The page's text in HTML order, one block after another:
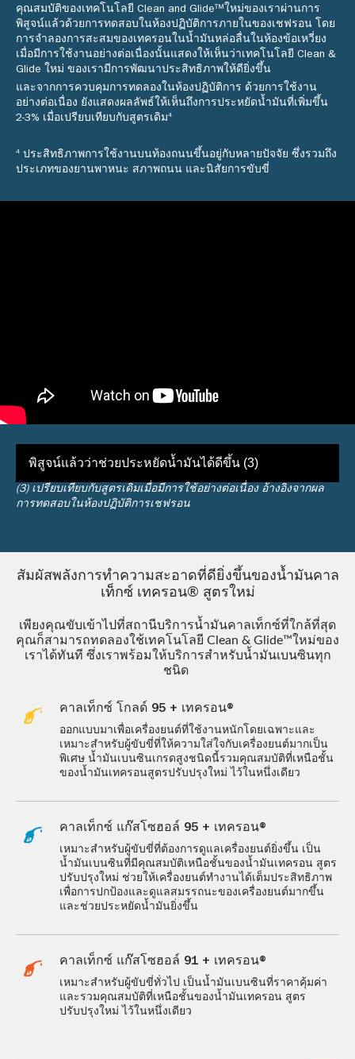
คุณสมบัติของเทคโนโลยี Clean and Glide™ใหม่ของเราผ่านการ
พิสูจน์แล้วด้วยการทดสอบในห้องปฏิบัติการภายในของเชฟรอน โดย
การจำลองการสะสมของเทครอนในน้ำมันหล่อลื่นในห้องข้อเหวี่ยง
เมื่อมีการใช้งานอย่างต่อเนื่องนั้นแสดงให้เห็นว่าเทคโนโลยี Clean &
Glide ใหม่ ของเรามีการพัฒนาประสิทธิภาพให้ดียิ่งขึ้น
และจากการควบคุมการทดลองในห้องปฏิบัติการ ด้วยการใช้งาน
อย่างต่อเนื่อง ยังแสดงผลลัพธ์ให้เห็นถึงการประหยัดน้ำมันที่เพิ่มขึ้น
2-3% เมื่อเปรียบเทียบกับสูตรเดิม4
4 ประสิทธิภาพการใช้งานบนท้องถนนขึ้นอยู่กับหลายปัจจัย ซึ่งรวมถึง
ประเภทของยานพาหนะ สภาพถนน และนิสัยการขับขี่
พิสูจน์แล้วว่าช่วยประหยัดน้ำมันได้ดีขึ้น (3)
(3) เปรียบเทียบกับสูตรเดิมเมื่อมีการใช้อย่างต่อเนื่อง อ้างอิงจากผล
การทดสอบในห้องปฏิบัติการเชฟรอน
สัมผัสพลังการทำความสะอาดที่ดียิ่งขึ้นของน้ำมันคาล
เท็กซ์ เทครอน® สูตรใหม่
เพียงคุณขับเข้าไปที่สถานีบริการน้ำมันคาลเท็กซ์ที่ใกล้ที่สุด
คุณก็สามารถทดลองใช้เทคโนโลยี Clean & Glide™ใหม่ของ
เราได้ทันที ซึ่งเราพร้อมให้บริการสำหรับน้ำมันเบนซินทุก
ชนิด
คาลเท็กซ์ โกลด์ 95 + เทครอน®
ออกแบบมาเพื่อเครื่องยนต์ที่ใช้งานหนักโดยเฉพาะและ
เหมาะสำหรับผู้ขับขี่ที่ให้ความใส่ใจกับเครื่องยนต์มากเป็น
พิเศษ น้ำมันเบนซินเกรดสูงชนิดนี้รวมคุณสมบัติที่เหนือชั้น
ของน้ำมันเทครอนสูตรปรับปรุงใหม่ ไว้ในหนึ่งเดียว
คาลเท็กซ์ แก๊สโซฮอล์ 95 + เทครอน®
เหมาะสำหรับผู้ขับขี่ที่ต้องการดูแลเครื่องยนต์ยิ่งขึ้น เป็น
น้ำมันเบนซินที่มีคุณสมบัติเหนือชั้นของน้ำมันเทครอน สูตร
ปรับปรุงใหม่ ช่วยให้เครื่องยนต์ทำงานได้เต็มประสิทธิภาพ
เพื่อการปกป้องและดูแลสมรรถนะของเครื่องยนต์มากขึ้น
และช่วยประหยัดน้ำมันยิ่งขึ้น
คาลเท็กซ์ แก๊สโซฮอล์ 91 + เทครอน®
เหมาะสำหรับผู้ขับขี่ทั่วไป เป็นน้ำมันเบนซินที่ราคาคุ้มค่า
และรวมคุณสมบัติที่เหนือชั้นของน้ำมันเทครอน สูตร
ปรับปรุงใหม่ ไว้ในหนึ่งเดียว